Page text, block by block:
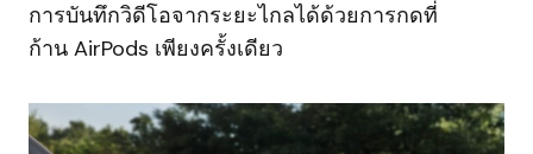
การบันทึกวิดีโอจากระยะไกลได้ด้วยการกดที่
ก้าน AirPods เพียงครั้งเดียว